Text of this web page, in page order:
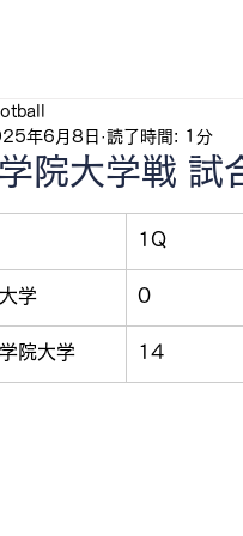
院大学戦 試
年6月8日 読了時間: 1分
1Q
学 0
院大学 14